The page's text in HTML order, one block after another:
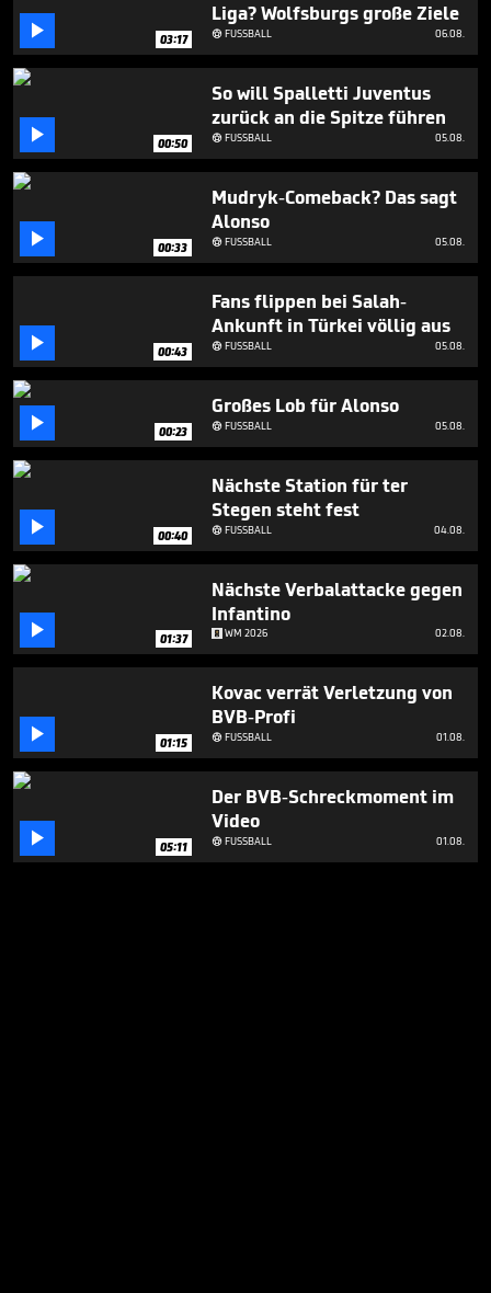
 03:17
Liga? Wolfsburgs große Ziele
FUSSBALL 06.08.
 00:50
So will Spalletti Juventus
zurück an die Spitze führen
FUSSBALL 05.08.
 00:33
Mudryk-Comeback? Das sagt
Alonso
FUSSBALL 05.08.
 00:43
Fans flippen bei Salah-
Ankunft in Türkei völlig aus
FUSSBALL 05.08.
 00:23
Großes Lob für Alonso
FUSSBALL 05.08.
 00:40
Nächste Station für ter
Stegen steht fest
FUSSBALL 04.08.
 01:37
Nächste Verbalattacke gegen
Infantino
WM 2026 02.08.
 01:15
Kovac verrät Verletzung von
BVB-Profi
FUSSBALL 01.08.
 05:11
Der BVB-Schreckmoment im
Video
FUSSBALL 01.08.